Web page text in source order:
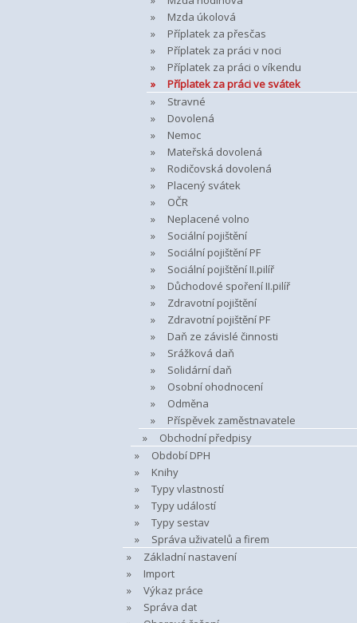
Mzda úkolová
Příplatek za přesčas
Příplatek za práci v noci
Příplatek za práci o víkendu
Příplatek za práci ve svátek
Stravné
Dovolená
Nemoc
Mateřská dovolená
Rodičovská dovolená
Placený svátek
OČR
Neplacené volno
Sociální pojištění
Sociální pojištění PF
Sociální pojištění II.pilíř
Důchodové spoření II.pilíř
Zdravotní pojištění
Zdravotní pojištění PF
Daň ze závislé činnosti
Srážková daň
Solidární daň
Osobní ohodnocení
Odměna
Příspěvek zaměstnavatele
Obchodní předpisy
Období DPH
Knihy
Typy vlastností
Typy událostí
Typy sestav
Správa uživatelů a firem
Základní nastavení
Import
Výkaz práce
Správa dat